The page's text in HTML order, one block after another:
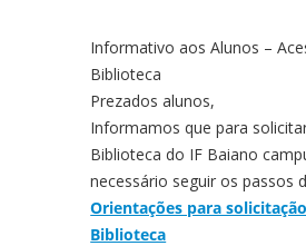
Informativo aos Alunos –
Biblioteca
Prezados alunos,
Informamos que para
Biblioteca do IF Baiano
necessário seguir os passos
Orientações para
Biblioteca